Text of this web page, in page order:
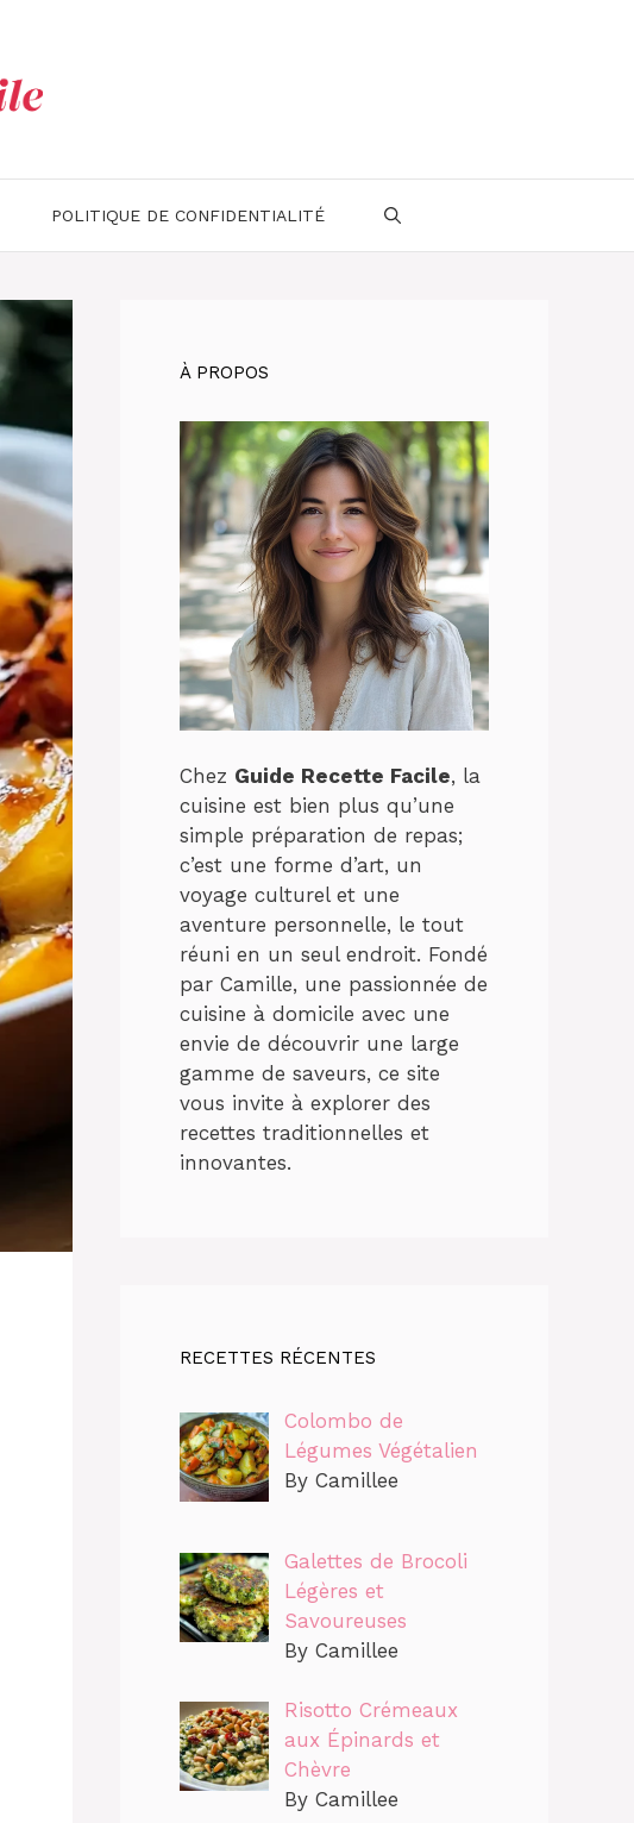
POLITIQUE DE CONFIDENTIALITÉ
À PROPOS
Chez Guide Recette Facile, la
cuisine est bien plus qu’une
simple préparation de repas;
c’est une forme d’art, un
voyage culturel et une
aventure personnelle, le tout
réuni en un seul endroit. Fondé
par Camille, une passionnée de
cuisine à domicile avec une
envie de découvrir une large
gamme de saveurs, ce site
vous invite à explorer des
recettes traditionnelles et
innovantes.
RECETTES RÉCENTES
Colombo de
Légumes Végétalien
By Camillee
Galettes de Brocoli
Légères et
Savoureuses
By Camillee
Risotto Crémeaux
aux Épinards et
Chèvre
By Camillee